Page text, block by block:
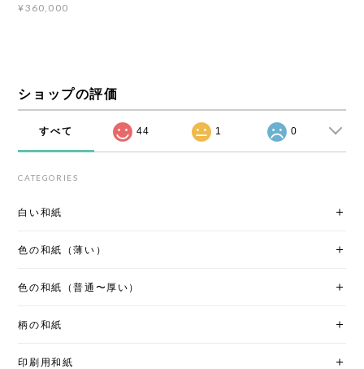
¥360,000
ショップの評価
すべて 44 1 0
CATEGORIES
白い和紙
色の和紙（薄い）
色の和紙（普通〜厚い）
柄の和紙
印刷用和紙